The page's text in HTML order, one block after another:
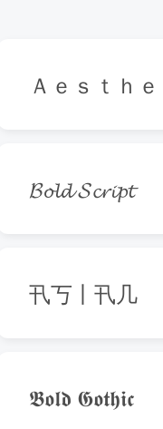
Ａｅｓｔｈｅ
𝓑𝓸𝓵𝓭 𝓢𝓬𝓻𝓲𝓹𝓽
卂丂丨卂几
𝕭𝖔𝖑𝖉 𝕲𝖔𝖙𝖍𝖎𝖈